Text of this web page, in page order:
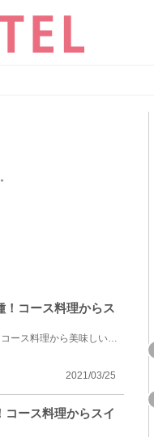
！コース料理からス
ディズニーホテルのイースター2021限定メニュー全22種をご紹介します！コース料理から美味しいスイーツ...
2021/03/25
コース料理からスイ